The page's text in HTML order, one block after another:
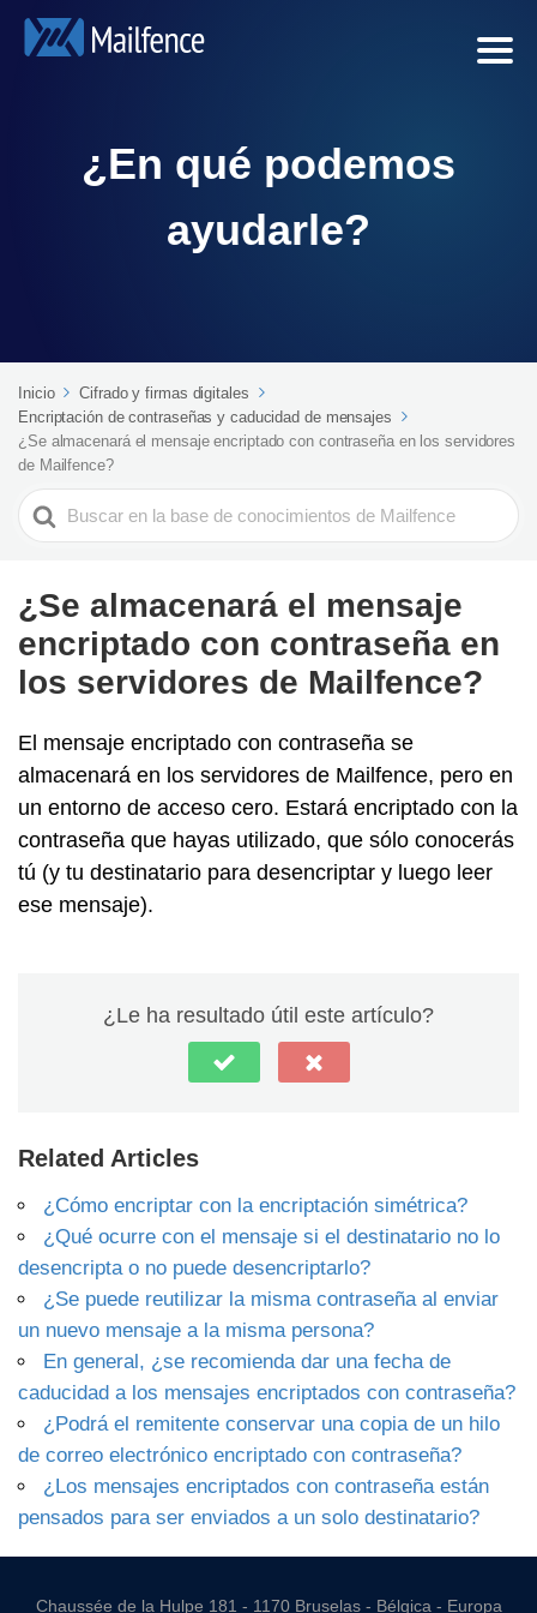
¿En qué podemos
ayudarle?
Inicio
Cifrado y firmas digitales
Encriptación de contraseñas y caducidad de mensajes
¿Se almacenará el mensaje encriptado con contraseña en los servidores
de Mailfence?
Search
For
¿Se almacenará el mensaje
encriptado con contraseña en
los servidores de Mailfence?
El mensaje encriptado con contraseña se
almacenará en los servidores de Mailfence, pero en
un entorno de acceso cero. Estará encriptado con la
contraseña que hayas utilizado, que sólo conocerás
tú (y tu destinatario para desencriptar y luego leer
ese mensaje).
¿Le ha resultado útil este artículo?
Related Articles
¿Cómo encriptar con la encriptación simétrica?
¿Qué ocurre con el mensaje si el destinatario no lo
desencripta o no puede desencriptarlo?
¿Se puede reutilizar la misma contraseña al enviar
un nuevo mensaje a la misma persona?
En general, ¿se recomienda dar una fecha de
caducidad a los mensajes encriptados con contraseña?
¿Podrá el remitente conservar una copia de un hilo
de correo electrónico encriptado con contraseña?
¿Los mensajes encriptados con contraseña están
pensados para ser enviados a un solo destinatario?
Chaussée de la Hulpe 181 - 1170 Bruselas - Bélgica - Europa